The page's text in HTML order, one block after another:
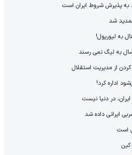
به پذیرش شروط ایران است
شد
به لیگ نمی رسند
از مدیریت استقلال
اداره کرد!
در دنیا نیست
ایرانی داده شد
است
کین